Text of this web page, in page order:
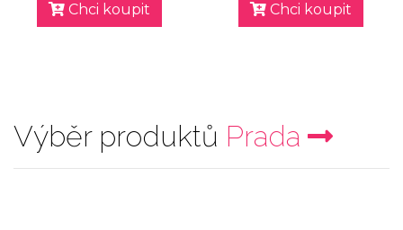
Chci koupit Chci koupit
Výběr produktů Prada